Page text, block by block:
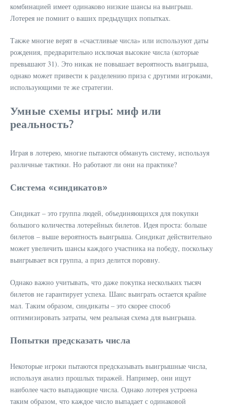
комбинацией имеет одинаково низкие шансы на выигрыш.
Лотерея не помнит о ваших предыдущих попытках.
Также многие верят в «счастливые числа» или используют даты
рождения, предварительно исключая высокие числа (которые
превышают 31). Это никак не повышает вероятность выигрыша,
однако может привести к разделению приза с другими игроками,
использующими те же стратегии.
Умные схемы игры: миф или
реальность?
Играя в лотерею, многие пытаются обмануть систему, используя
различные тактики. Но работают ли они на практике?
Система «синдикатов»
Синдикат – это группа людей, объединяющихся для покупки
большого количества лотерейных билетов. Идея проста: больше
билетов – выше вероятность выигрыша. Синдикат действительно
может увеличить шансы каждого участника на победу, поскольку
выигрывает вся группа, а приз делится поровну.
Однако важно учитывать, что даже покупка нескольких тысяч
билетов не гарантирует успеха. Шанс выиграть остается крайне
мал. Таким образом, синдикаты – это скорее способ
оптимизировать затраты, чем реальная схема для выигрыша.
Попытки предсказать числа
Некоторые игроки пытаются предсказывать выигрышные числа,
используя анализ прошлых тиражей. Например, они ищут
наиболее часто выпадающие числа. Однако лотерея устроена
таким образом, что каждое число выпадает с одинаковой